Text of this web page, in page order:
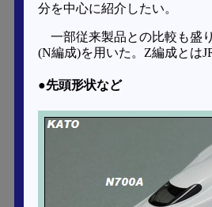
分を中心に紹介したい。
一部従来製品との比較も盛
(N編成)を用いた。Z編成とは
●先頭形状など